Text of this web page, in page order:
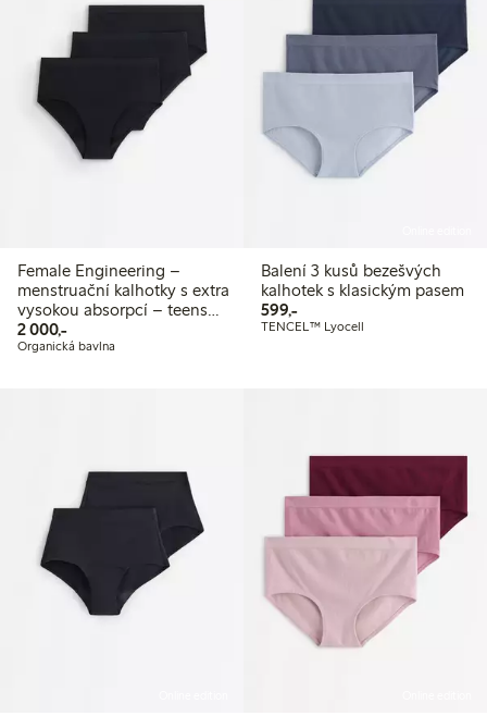
Female Engineering –
menstruační kalhotky s extra
vysokou absorpcí – teens
hiphugger balení 3 kusů
2 000,-2 000,00 Kč
Organická bavlna
Balení 3 kusů bezešvých
kalhotek s klasickým pasem
599,-599,00 Kč
TENCEL™ Lyocell